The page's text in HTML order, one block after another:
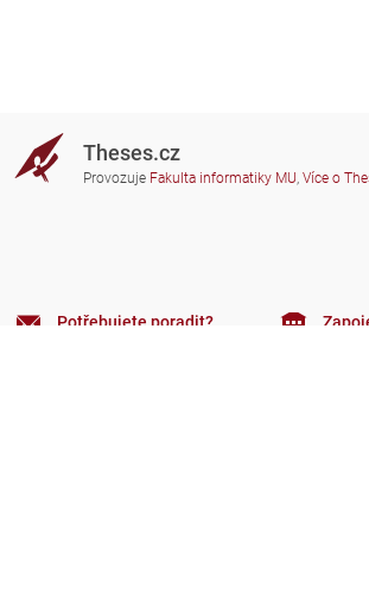
Theses.cz
Provozuje Fakulta informatiky MU, Více o
Potřebujete poradit?